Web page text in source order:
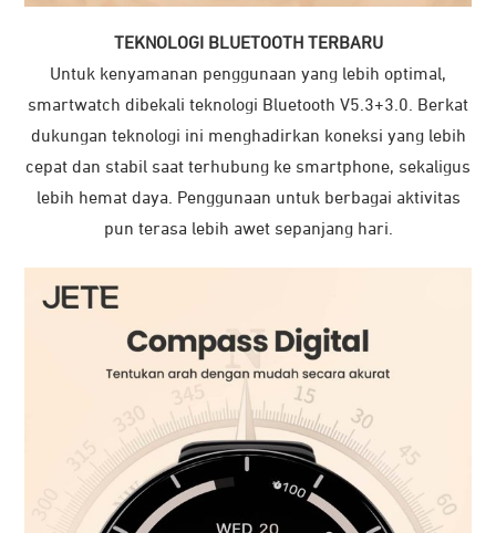
TEKNOLOGI BLUETOOTH TERBARU
Untuk kenyamanan penggunaan yang lebih optimal,
smartwatch dibekali teknologi Bluetooth V5.3+3.0. Berkat
dukungan teknologi ini menghadirkan koneksi yang lebih
cepat dan stabil saat terhubung ke smartphone, sekaligus
lebih hemat daya. Penggunaan untuk berbagai aktivitas
pun terasa lebih awet sepanjang hari.